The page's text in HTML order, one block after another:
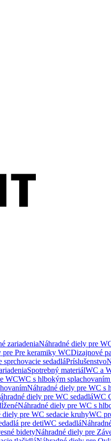
zariadeniaNáhradné diely pre
pre Pre keramiky WCDizajnové
sprchovacie sedadláPríslušenstvo
Spotrebný materiálWC a
WCWC s hlbokým
Náhradné diely pre WC s
diely pre WC sedadláWC
Náhradné diely pre WC s
diely pre WC sedacie kruhyWC
pre detiWC sedadlá
bidetyNáhradné diely pre